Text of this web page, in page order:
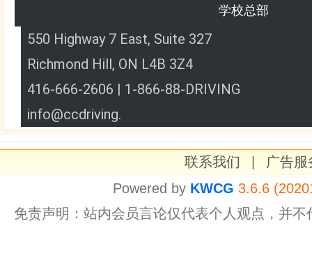
学校总部
550 Highway 7 East, Suite 327
Richmond Hill, ON L4B 3Z4
416-666-2606 | 1-866-88-DRIVING
info@ccdriving.
联系我们
广告服
Powered by KWCG 3.6.6
免责声明：站内会员言论仅代表个人观点，并